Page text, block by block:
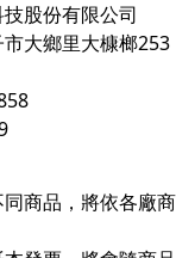
股份有限公司
大鄉里大槺榔253
商品，將依各廠商